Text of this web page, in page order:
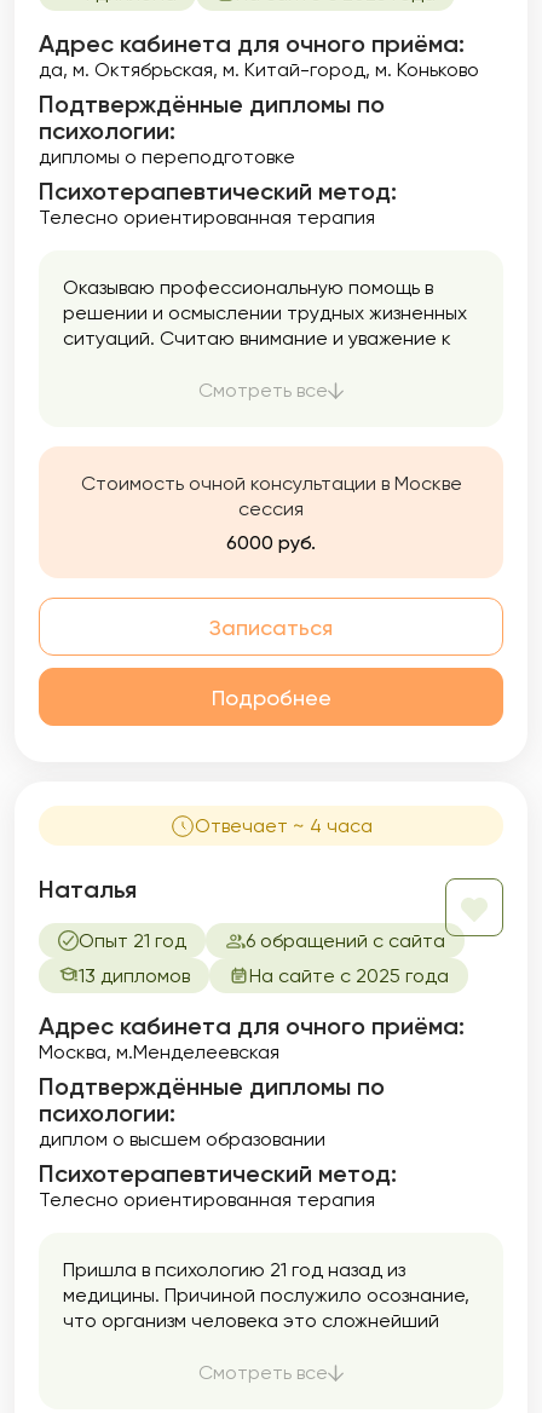
Адрес кабинета для очного приёма:
да, м. Октябрьская, м. Китай-город, м. Коньково
Подтверждённые дипломы по
психологии:
дипломы о переподготовке
Психотерапевтический метод:
Телесно ориентированная терапия
Оказываю профессиональную помощь в
решении и осмыслении трудных жизненных
ситуаций. Считаю внимание и уважение к
работы. Для меня важно сохранять
Смотреть все
Стоимость очной консультации в Москве
сессия
6000 руб.
Записаться
Подробнее
Отвечает ~ 4 часа
Наталья
Опыт 21 год
6 обращений с сайта
13 дипломов
На сайте с 2025 года
Адрес кабинета для очного приёма:
Москва, м.Менделеевская
Подтверждённые дипломы по
психологии:
диплом о высшем образовании
Психотерапевтический метод:
Телесно ориентированная терапия
Пришла в психологию 21 год назад из
медицины. Причиной послужило осознание,
что организм человека это сложнейший
невозможно убрать проблему со здоровьем,
Смотреть все